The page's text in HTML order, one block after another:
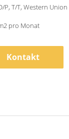
P, T/T, Western Union
pro Monat
Kontakt